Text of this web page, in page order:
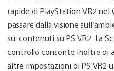
rapide di PlayStation VR2
passare dalla visione
sui contenuti su PS VR2. La
controllo consente inoltre di
altre impostazioni di PS VR2